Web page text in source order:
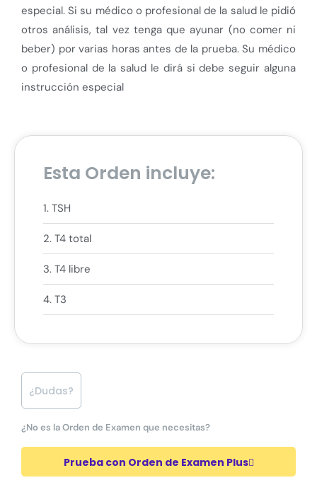
especial. Si su médico o profesional de la salud le pidió
otros análisis, tal vez tenga que ayunar (no comer ni
beber) por varias horas antes de la prueba. Su médico
o profesional de la salud le dirá si debe seguir alguna
instrucción especial
Esta Orden incluye:
1. TSH
2. T4 total
3. T4 libre
4. T3
¿Dudas?
¿No es la Orden de Examen que necesitas?
Prueba con Orden de Examen Plus